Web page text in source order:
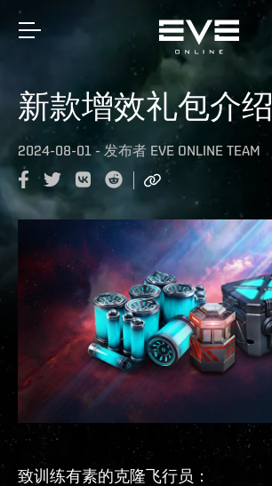
新款增效礼包介绍
2024-08-01 - 发布者 EVE ONLINE TEAM
致训练有素的克隆飞行员：